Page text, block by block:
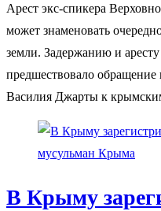
Арест экс-спикера
может знаменовать
земли. Задержанию и
предшествовало обращение
Василия Джарты к
В Крыму